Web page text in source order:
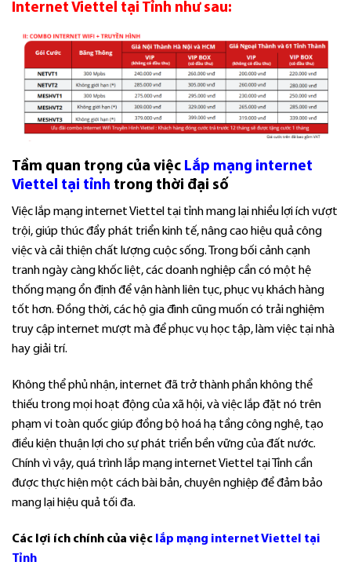
Internet Viettel tại Tỉnh như sau:
Tầm quan trọng của việc Lắp mạng internet
Viettel tại tỉnh trong thời đại số
Việc lắp mạng internet Viettel tại tỉnh mang lại nhiều lợi ích vượt
trội, giúp thúc đẩy phát triển kinh tế, nâng cao hiệu quả công
việc và cải thiện chất lượng cuộc sống. Trong bối cảnh cạnh
tranh ngày càng khốc liệt, các doanh nghiệp cần có một hệ
thống mạng ổn định để vận hành liên tục, phục vụ khách hàng
tốt hơn. Đồng thời, các hộ gia đình cũng muốn có trải nghiệm
truy cập internet mượt mà để phục vụ học tập, làm việc tại nhà
hay giải trí.
Không thể phủ nhận, internet đã trở thành phần không thể
thiếu trong mọi hoạt động của xã hội, và việc lắp đặt nó trên
phạm vi toàn quốc giúp đồng bộ hoá hạ tầng công nghệ, tạo
điều kiện thuận lợi cho sự phát triển bền vững của đất nước.
Chính vì vậy, quá trình lắp mạng internet Viettel tại Tỉnh cần
được thực hiện một cách bài bản, chuyên nghiệp để đảm bảo
mang lại hiệu quả tối đa.
Các lợi ích chính của việc lắp mạng internet Viettel tại
Tỉnh